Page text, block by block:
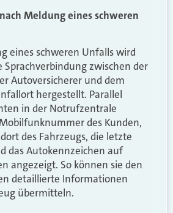
Meldung eines schweren
eines schweren Unfalls wird
zwischen der
Autoversicherer und dem
hergestellt. Parallel
in der Notrufzentrale
des Kunden,
des Fahrzeugs, die letzte
das Autokennzeichen auf
angezeigt. So können sie den
detaillierte Informationen
übermitteln.